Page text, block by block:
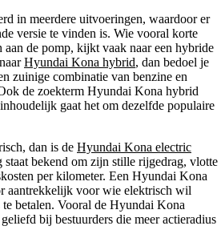
in meerdere uitvoeringen, waardoor er
versie te vinden is. Wie vooral korte
de pomp, kijkt vaak naar een hybride
Hyundai Kona hybrid, dan bedoel je
zuinige combinatie van benzine en
de zoekterm Hyundai Kona hybrid
gaat het om dezelfde populaire
dan is de Hyundai Kona electric
staat bekend om zijn stille rijgedrag, vlotte
per kilometer. Een Hyundai Kona
aantrekkelijk voor wie elektrisch wil
betalen. Vooral de Hyundai Kona
bij bestuurders die meer actieradius